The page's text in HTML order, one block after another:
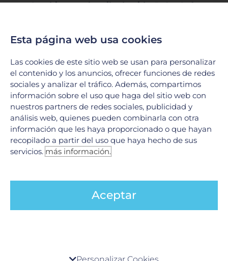
Cambios en el estilo de vida: Dejar de fumar,
recomendaciones comunes para reducir los
Cirugía: En casos graves o cuando otros
tratamientos no son efectivos, la cirugía puede
ser una opción para eliminar el exceso de tejido
que está bloqueando las vías respiratorias.
Prevención y control
Para reducir el riesgo cardiovascular asociado con la
apnea del sueño, es importante tomar medidas
proactivas:
principales factores de riesgo tanto para la
apnea del sueño como para las enfermedades
cardiovasculares. Mantener un peso saludable
mejora la calidad del sueño, sino que también
Esta página web usa cookies
Las cookies de este sitio web se usan para personalizar
el contenido y los anuncios, ofrecer funciones de redes
sociales y analizar el tráfico. Además, compartimos
información sobre el uso que haga del sitio web con
nuestros partners de redes sociales, publicidad y
análisis web, quienes pueden combinarla con otra
información que les haya proporcionado o que hayan
recopilado a partir del uso que haya hecho de sus
servicios.más información.
Aceptar
Personalizar Cookies